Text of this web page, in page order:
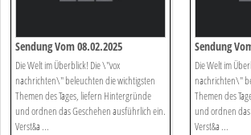
Sendung Vom 08.02.2025
Die Welt im Überblick! Die \"vox
nachrichten\" beleuchten die wichtigsten
Themen des Tages, liefern Hintergründe
und ordnen das Geschehen ausführlich ein.
Verst&a ...
Sendung
Die Welt im
nachrichten\"
Themen des
und ordnen
Verst&a ...